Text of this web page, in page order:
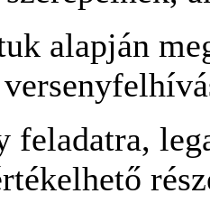
alapján
feladatra,